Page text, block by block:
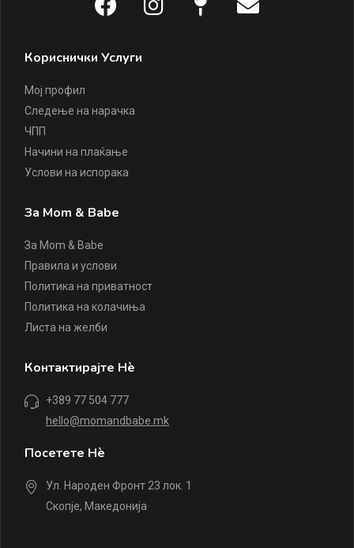
Кориснички Услуги
Мој профил
Следење на нарачка
ЧПП
Начини на плаќање
Услови на испорака
За Mom & Babe
За Mom & Babe
Правила и услови
Политика на приватност
Политика на колачиња
Листа на желби
Контактирајте Нè
+389 77 504 777
hello@momandbabe.mk
Посетете Нè
Ул. Народен Фронт 23 лок. 1
Скопје, Македонија